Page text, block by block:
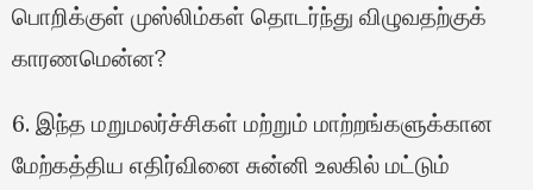
பொறிக்குள் முஸ்லிம்கள் தொடர்ந்து விழுவதற்குக்
காரணமென்ன?
6. இந்த மறுமலர்ச்சிகள் மற்றும் மாற்றங்களுக்கான
மேற்கத்திய எதிர்வினை சுன்னி உலகில் மட்டும்